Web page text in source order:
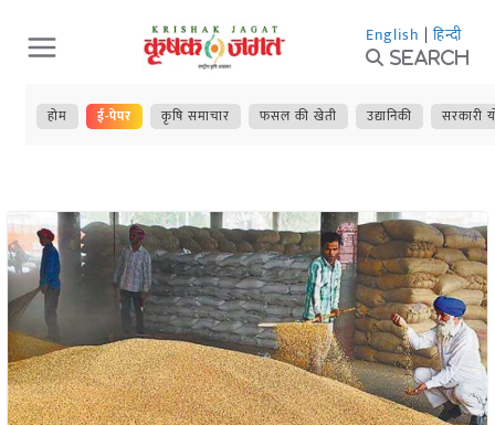
Skip
to
content
English | हिन्दी
Search
होम ई-पेपर कृषि समाचार फसल की खेती उद्यानिकी सरकारी